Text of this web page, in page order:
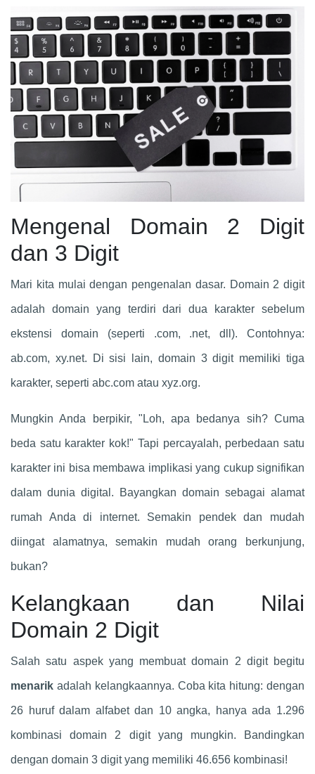
Mengenal Domain 2 Digit
dan 3 Digit
Mari kita mulai dengan pengenalan dasar. Domain 2 digit
adalah domain yang terdiri dari dua karakter sebelum
ekstensi domain (seperti .com, .net, dll). Contohnya:
ab.com, xy.net. Di sisi lain, domain 3 digit memiliki tiga
karakter, seperti abc.com atau xyz.org.
Mungkin Anda berpikir, "Loh, apa bedanya sih? Cuma
beda satu karakter kok!" Tapi percayalah, perbedaan satu
karakter ini bisa membawa implikasi yang cukup signifikan
dalam dunia digital. Bayangkan domain sebagai alamat
rumah Anda di internet. Semakin pendek dan mudah
diingat alamatnya, semakin mudah orang berkunjung,
bukan?
Kelangkaan dan Nilai
Domain 2 Digit
Salah satu aspek yang membuat domain 2 digit begitu
menarik adalah kelangkaannya. Coba kita hitung: dengan
26 huruf dalam alfabet dan 10 angka, hanya ada 1.296
kombinasi domain 2 digit yang mungkin. Bandingkan
dengan domain 3 digit yang memiliki 46.656 kombinasi!